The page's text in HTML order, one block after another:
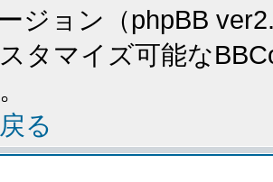
ジョン（phpBB
タマイズ可能な
る